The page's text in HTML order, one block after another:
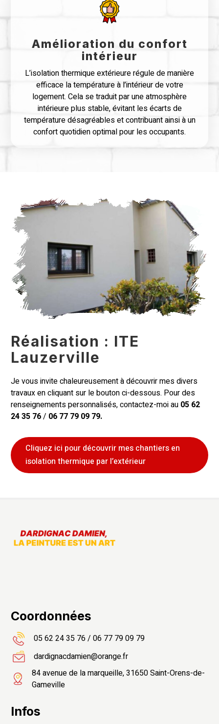
Amélioration du confort
intérieur
L’isolation thermique extérieure régule de manière
efficace la température à l’intérieur de votre
logement. Cela se traduit par une atmosphère
intérieure plus stable, évitant les écarts de
température désagréables et contribuant ainsi à un
confort quotidien optimal pour les occupants.
Réalisation : ITE
Lauzerville
Je vous invite chaleureusement à découvrir mes divers
travaux en cliquant sur le bouton ci-dessous. Pour des
renseignements personnalisés, contactez-moi au 05 62
24 35 76/ 06 77 79 09 79.
Cliquez ici pour découvrir mes chantiers en
isolation thermique par l’extérieur
Coordonnées
05 62 24 35 76/06 77 79 09 79
dardignacdamien@orange.fr
84 avenue de la marqueille, 31650 Saint-Orens-de-
Gameville
Infos